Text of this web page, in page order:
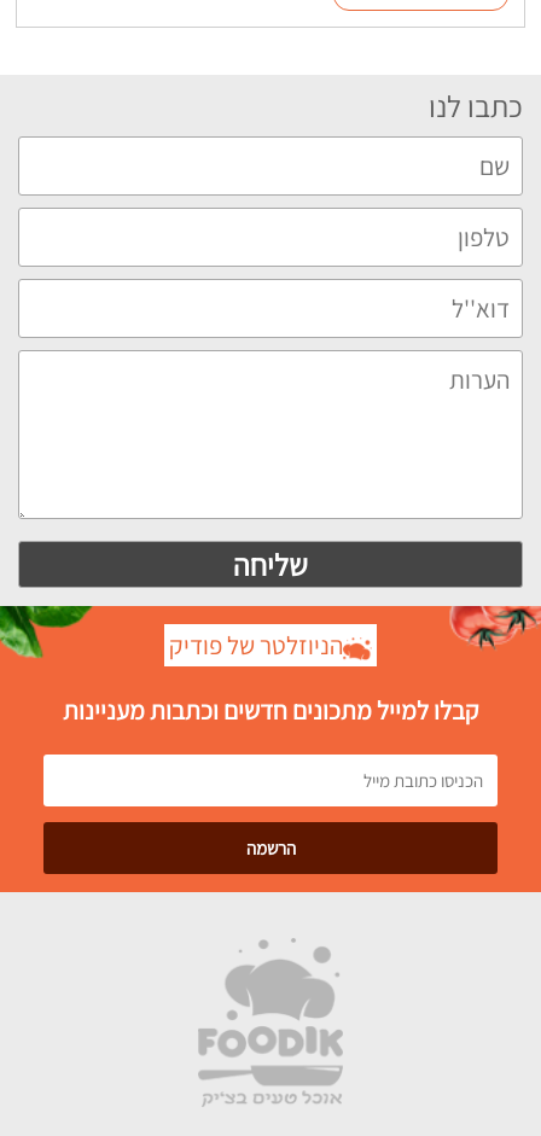
כתבו לנו
הניוזלטר של פודיק
קבלו למייל מתכונים חדשים וכתבות מעניינות